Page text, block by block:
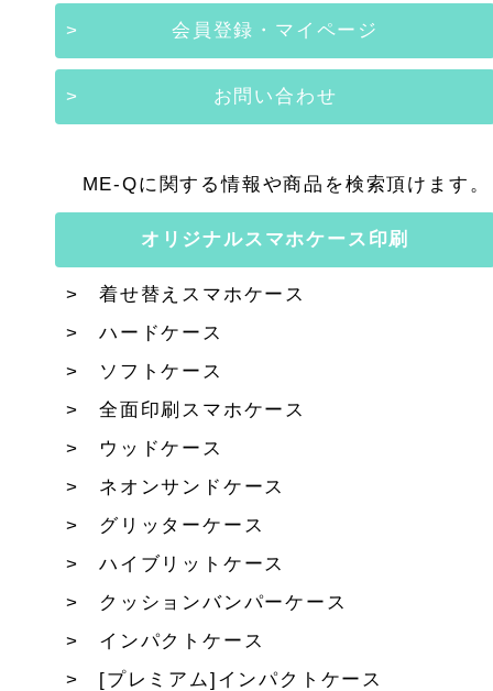
会員登録・マイページ
お問い合わせ
ME-Qに関する情報や商品を検索頂けます。
オリジナルスマホケース印刷
着せ替えスマホケース
ハードケース
ソフトケース
全面印刷スマホケース
ウッドケース
ネオンサンドケース
グリッターケース
ハイブリットケース
クッションバンパーケース
インパクトケース
[プレミアム]インパクトケース